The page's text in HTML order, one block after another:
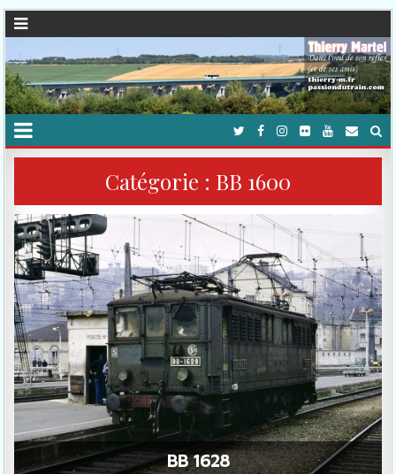
Catégorie : BB 1600
BB 1628